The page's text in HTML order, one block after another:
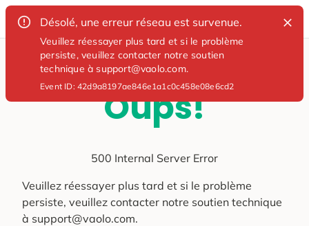
Désolé, une erreur réseau est survenue.
Veuillez réessayer plus tard et si le problème
persiste, veuillez contacter notre soutien
technique à support@vaolo.com.
Event ID:42d9a8197ae846e1a1c0c458e08e6cd2
Oups!
500 Internal Server Error
Veuillez réessayer plus tard et si le problème
persiste, veuillez contacter notre soutien technique
à support@vaolo.com.